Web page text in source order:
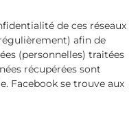
de ces réseaux
afin de
(personnelles) traitées
récupérées sont
Facebook se trouve aux